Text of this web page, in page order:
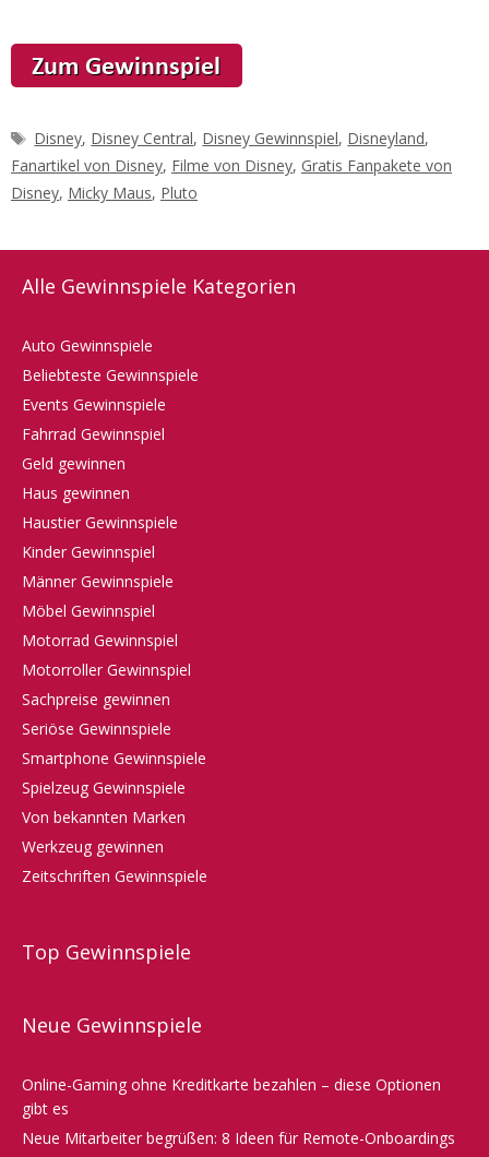
Schlagwörter
Disney, Disney Central, Disney Gewinnspiel, Disneyland,
Fanartikel von Disney, Filme von Disney, Gratis Fanpakete von
Disney, Micky Maus, Pluto
Alle Gewinnspiele Kategorien
Auto Gewinnspiele
Beliebteste Gewinnspiele
Events Gewinnspiele
Fahrrad Gewinnspiel
Geld gewinnen
Haus gewinnen
Haustier Gewinnspiele
Kinder Gewinnspiel
Männer Gewinnspiele
Möbel Gewinnspiel
Motorrad Gewinnspiel
Motorroller Gewinnspiel
Sachpreise gewinnen
Seriöse Gewinnspiele
Smartphone Gewinnspiele
Spielzeug Gewinnspiele
Von bekannten Marken
Werkzeug gewinnen
Zeitschriften Gewinnspiele
Top Gewinnspiele
Neue Gewinnspiele
Online-Gaming ohne Kreditkarte bezahlen – diese Optionen
gibt es
Neue Mitarbeiter begrüßen: 8 Ideen für Remote-Onboardings